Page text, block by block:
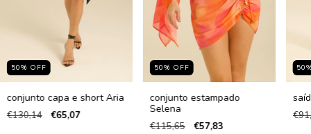
50% OFF
conjunto capa e short Aria
€130,14 €65,07
50% OFF
conjunto estampado
Selena
€115,65 €57,83
50